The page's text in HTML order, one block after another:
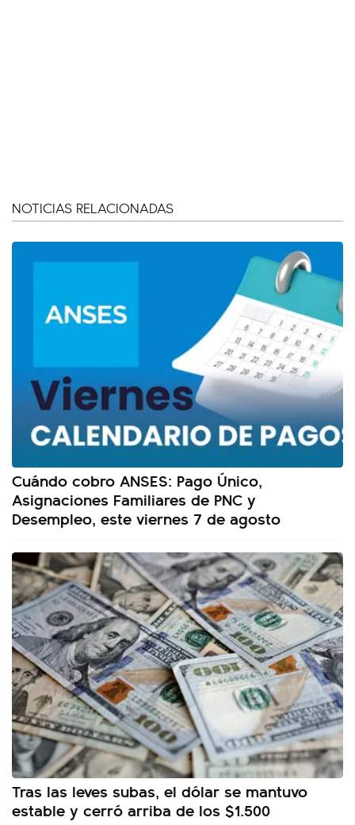
NOTICIAS RELACIONADAS
Cuándo cobro ANSES: Pago Único,
Asignaciones Familiares de PNC y
Desempleo, este viernes 7 de agosto
Tras las leves subas, el dólar se mantuvo
estable y cerró arriba de los $1.500